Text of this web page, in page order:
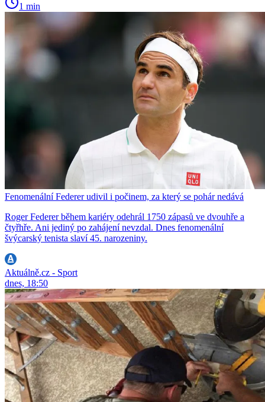
1 min
Fenomenální Federer udivil i počinem, za který se pohár nedává
Roger Federer během kariéry odehrál 1750 zápasů ve dvouhře a
čtyřhře. Ani jediný po zahájení nevzdal. Dnes fenomenální
švýcarský tenista slaví 45. narozeniny.
Aktuálně.cz - Sport
dnes, 18:50